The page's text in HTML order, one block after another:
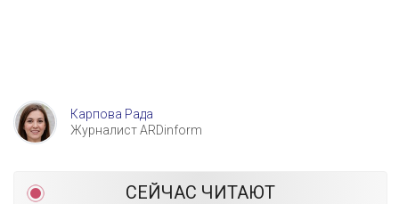
Карпова Рада
Журналист ARDinform
СЕЙЧАС ЧИТАЮТ